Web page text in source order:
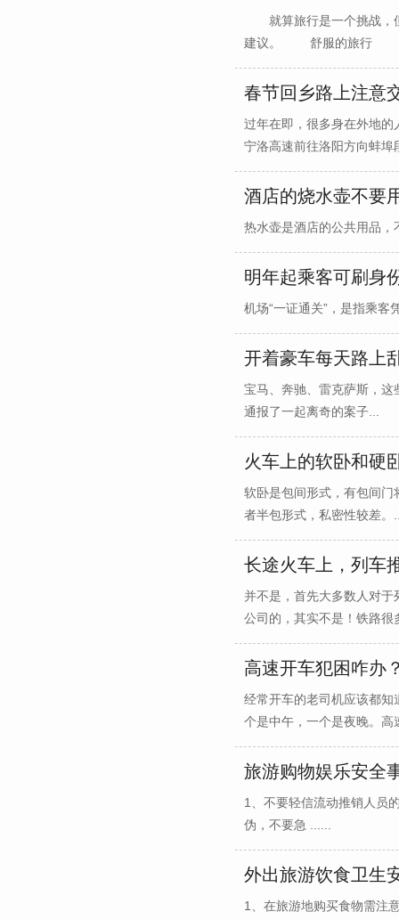
就算旅行是一个挑战，但
建议。 舒服的旅行 如
春节回乡路上注意
过年在即，很多身在外地
宁洛高速前往洛阳方向蚌
酒店的烧水壶不要
热水壶是酒店的公共用品
明年起乘客可刷身
机场“一证通关”，是指乘客
开着豪车每天路上
宝马、奔驰、雷克萨斯，
通报了一起离奇的案子...
火车上的软卧和硬
软卧是包间形式，有包间
者半包形式，私密性较差。
长途火车上，列车
并不是，首先大多数人对
公司的，其实不是！铁路
高速开车犯困咋办
经常开车的老司机应该都
个是中午，一个是夜晚。高
旅游购物娱乐安全
1、不要轻信流动推销人员
伪，不要急 ......
外出旅游饮食卫生
1、在旅游地购买食物需注